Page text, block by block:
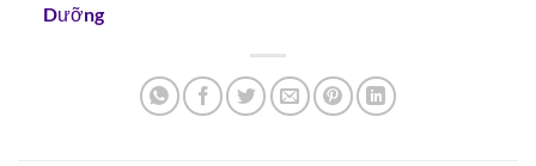
Dưỡng